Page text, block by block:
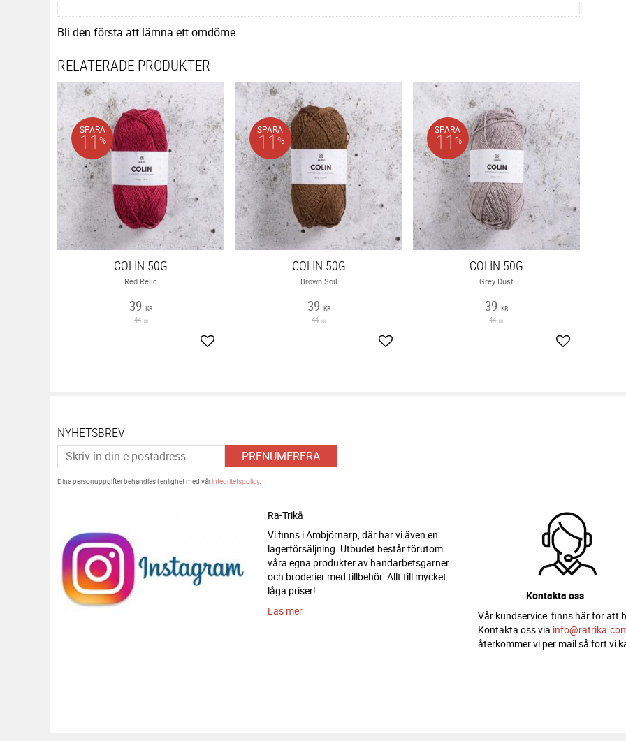
Bli den första att lämna ett omdöme.
RELATERADE PRODUKTER
COLIN 50G
Red Relic
39 KR
44 KR
SPARA
11%
Lägg till i favoriter
COLIN 50G
Brown Soil
39 KR
44 KR
SPARA
11 %
Lägg till i favoriter
COLIN 50G
Grey Dust
39 KR
44 KR
SPARA
11 %
Lägg till i
NYHETSBREV
PRENUMERERA
Dina personuppgifter behandlas i enlighet med vårintegritetspolicy.
Ra-Trikå
Vi finns i Ambjörnarp, där har vi även en
lagerförsäljning. Utbudet består förutom
våra egna produkter av handarbetsgarner
och broderier med tillbehör. Allt till mycket
låga priser!
Läs mer
Kontakta oss
Vår kundservice finns här för att
Kontakta oss via
återkommer vi per mail så fort vi